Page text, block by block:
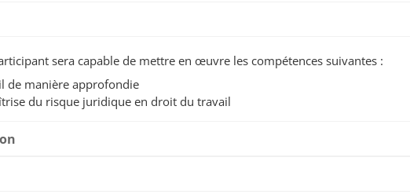
sera capable de mettre en œuvre les compétences suivantes :
de manière approfondie
du risque juridique en droit du travail